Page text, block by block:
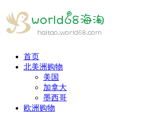
首页
北美洲购物
美国
加拿大
墨西哥
欧洲购物